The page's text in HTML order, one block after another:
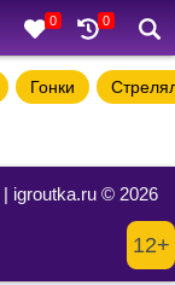
0 0
Гонки
| igroutka.ru © 2026
12+